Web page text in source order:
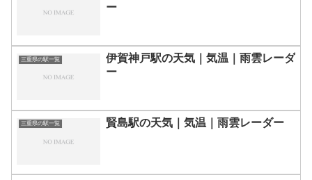
ー
三重県の駅一覧
伊賀神戸駅の天気｜気温｜雨雲レーダ
ー
三重県の駅一覧 賢島駅の天気｜気温｜雨雲レーダー